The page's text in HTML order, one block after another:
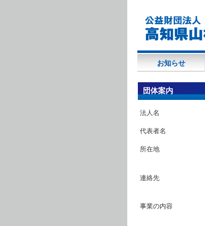
お知らせ
団体案内
法人名
代表者名
所在地
連絡先
事業の内容